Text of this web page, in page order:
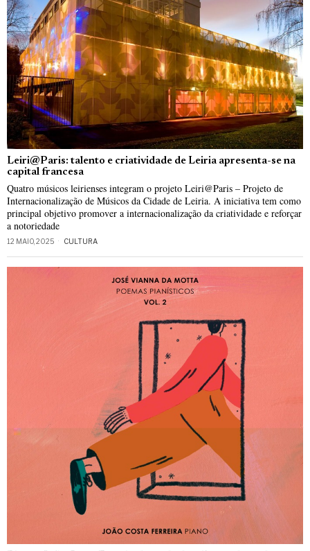
Leiri@Paris: talento e criatividade de Leiria apresenta-se na
capital francesa
Quatro músicos leirienses integram o projeto Leiri@Paris – Projeto de
Internacionalização de Músicos da Cidade de Leiria. A iniciativa tem como
principal objetivo promover a internacionalização da criatividade e reforçar
a notoriedade
12 MAIO, 2025 CULTURA